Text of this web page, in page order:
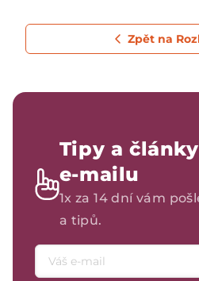
Zpět na
Tipy a
e-mailu
1x za 14 dní vám
a tipů.
Emailová adresa